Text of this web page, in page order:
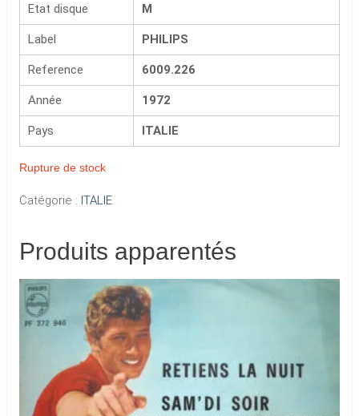
Etat disque M
Label PHILIPS
Reference 6009.226
Année 1972
Pays ITALIE
Rupture de stock
Catégorie : ITALIE
Produits apparentés